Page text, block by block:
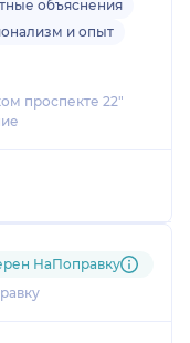
объяснения
и опыт
проспекте 22"
НаПоправку